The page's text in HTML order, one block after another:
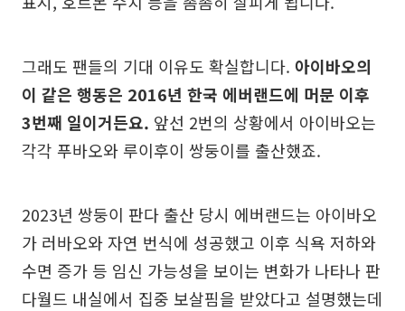
그래도 팬들의 기대 이유도 확실합니다. 아이바오의
이 같은 행동은 2016년 한국 에버랜드에 머문 이후
3번째 일이거든요. 앞선 2번의 상황에서 아이바오는
각각 푸바오와 루이후이 쌍둥이를 출산했죠.
2023년 쌍둥이 판다 출산 당시 에버랜드는 아이바오
가 러바오와 자연 번식에 성공했고 이후 식욕 저하와
수면 증가 등 임신 가능성을 보이는 변화가 나타나 판
다월드 내실에서 집중 보살핌을 받았다고 설명했는데